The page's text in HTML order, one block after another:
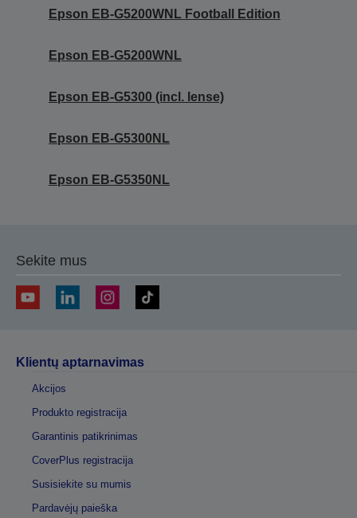
Epson EB-G5200WNL Football Edition
Epson EB-G5200WNL
Epson EB-G5300 (incl. lense)
Epson EB-G5300NL
Epson EB-G5350NL
Sekite mus
Klientų aptarnavimas
Akcijos
Produkto registracija
Garantinis patikrinimas
CoverPlus registracija
Susisiekite su mumis
Pardavėjų paieška